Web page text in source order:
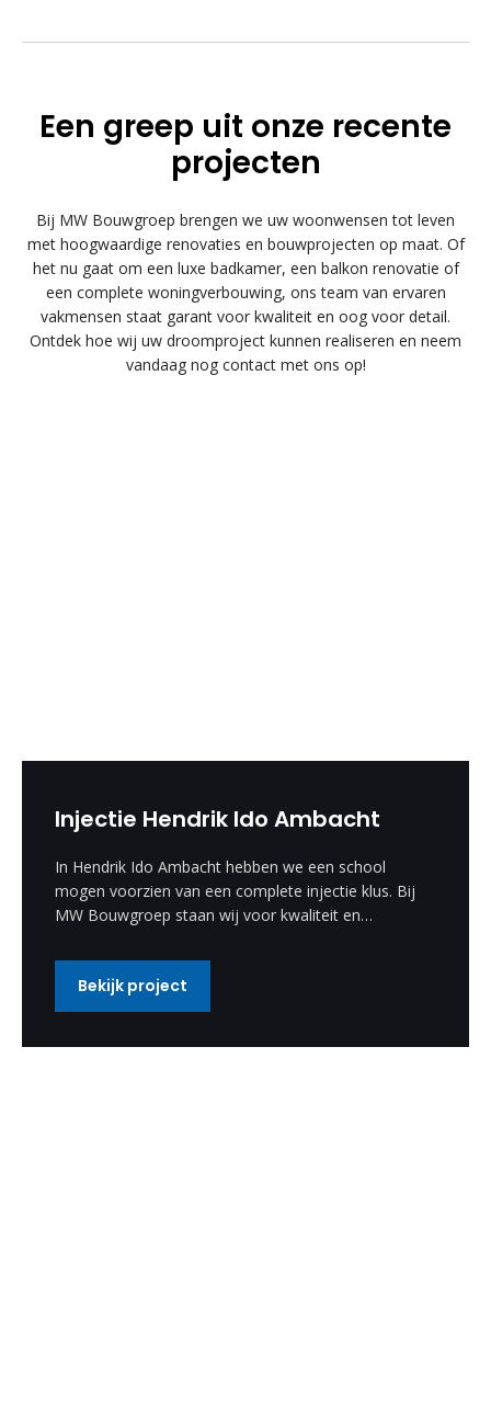
Een greep uit onze recente
projecten
Bij MW Bouwgroep brengen we uw woonwensen tot leven
met hoogwaardige renovaties en bouwprojecten op maat. Of
het nu gaat om een luxe badkamer, een balkon renovatie of
een complete woningverbouwing, ons team van ervaren
vakmensen staat garant voor kwaliteit en oog voor detail.
Ontdek hoe wij uw droomproject kunnen realiseren en neem
vandaag nog contact met ons op!
Injectie Hendrik Ido Ambacht
In Hendrik Ido Ambacht hebben we een school
mogen voorzien van een complete injectie klus. Bij
MW Bouwgroep staan wij voor kwaliteit en
Bekijk project